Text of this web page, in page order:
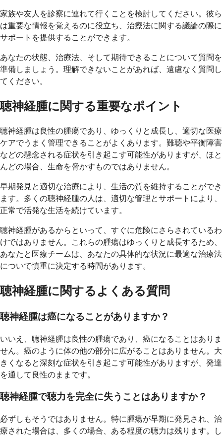
家族や友人を診察に連れて行くことを検討してください。彼ら
は重要な情報を覚えるのに役立ち、治療法に関する議論の際に
サポートを提供することができます。
あなたの状態、治療法、そして期待できることについて質問を
準備しましょう。理解できないことがあれば、遠慮なく質問し
てください。
聴神経腫に関する重要なポイント
聴神経腫は良性の腫瘍であり、ゆっくりと成長し、適切な医療
ケアでうまく管理できることがよくあります。難聴や平衡障害
などの懸念される症状を引き起こす可能性がありますが、ほと
んどの場合、生命を脅かすものではありません。
早期発見と適切な治療により、生活の質を維持することができ
ます。多くの聴神経腫の人は、適切な管理とサポートにより、
正常で活発な生活を続けています。
聴神経腫があるからといって、すぐに危険にさらされているわ
けではありません。これらの腫瘍はゆっくりと成長するため、
あなたと医療チームは、あなたの具体的な状況に最適な治療法
について慎重に決定する時間があります。
聴神経腫に関するよくある質問
聴神経腫は癌になることがありますか？
いいえ、聴神経腫は良性の腫瘍であり、癌になることはありま
せん。癌のように体の他の部分に広がることはありません。大
きくなると深刻な症状を引き起こす可能性がありますが、発達
を通して良性のままです。
聴神経腫で聴力を完全に失うことはありますか？
必ずしもそうではありません。特に腫瘍が早期に発見され、治
療された場合は、多くの場合、ある程度の聴力は残ります。し